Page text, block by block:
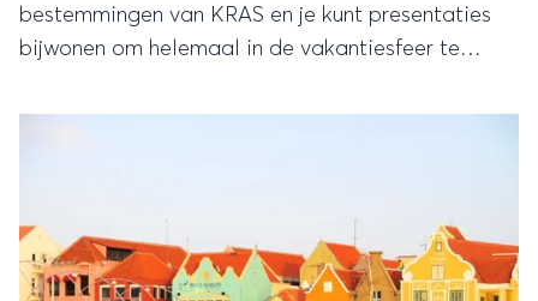
bestemmingen van KRAS en je kunt presentaties
bijwonen om helemaal in de vakantiesfeer te